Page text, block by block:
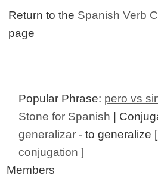
Return to the Spanish Verb
page
Popular Phrase: pero vs
Stone for Spanish |
generalizar - to generalize
conjugation ]
Members